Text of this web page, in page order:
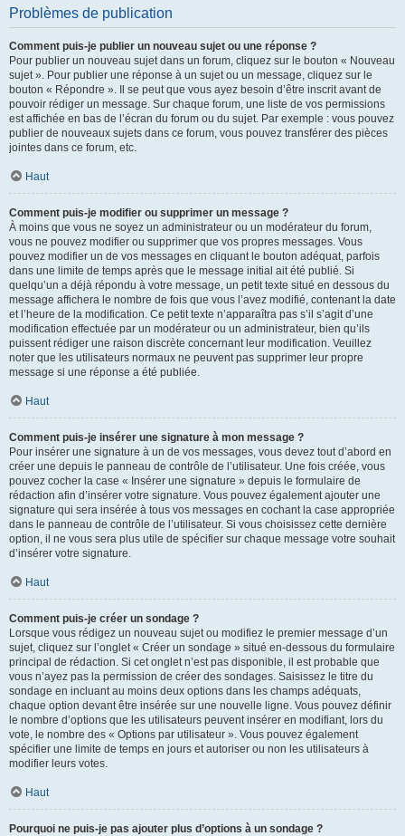
Problèmes de publication
Comment puis-je publier un nouveau sujet ou une réponse ?
Pour publier un nouveau sujet dans un forum, cliquez sur le bouton « Nouveau
sujet ». Pour publier une réponse à un sujet ou un message, cliquez sur le
bouton « Répondre ». Il se peut que vous ayez besoin d’être inscrit avant de
pouvoir rédiger un message. Sur chaque forum, une liste de vos permissions
est affichée en bas de l’écran du forum ou du sujet. Par exemple : vous pouvez
publier de nouveaux sujets dans ce forum, vous pouvez transférer des pièces
jointes dans ce forum, etc.
Haut
Comment puis-je modifier ou supprimer un message ?
À moins que vous ne soyez un administrateur ou un modérateur du forum,
vous ne pouvez modifier ou supprimer que vos propres messages. Vous
pouvez modifier un de vos messages en cliquant le bouton adéquat, parfois
dans une limite de temps après que le message initial ait été publié. Si
quelqu’un a déjà répondu à votre message, un petit texte situé en dessous du
message affichera le nombre de fois que vous l’avez modifié, contenant la date
et l’heure de la modification. Ce petit texte n’apparaîtra pas s’il s’agit d’une
modification effectuée par un modérateur ou un administrateur, bien qu’ils
puissent rédiger une raison discrète concernant leur modification. Veuillez
noter que les utilisateurs normaux ne peuvent pas supprimer leur propre
message si une réponse a été publiée.
Haut
Comment puis-je insérer une signature à mon message ?
Pour insérer une signature à un de vos messages, vous devez tout d’abord en
créer une depuis le panneau de contrôle de l’utilisateur. Une fois créée, vous
pouvez cocher la case « Insérer une signature » depuis le formulaire de
rédaction afin d’insérer votre signature. Vous pouvez également ajouter une
signature qui sera insérée à tous vos messages en cochant la case appropriée
dans le panneau de contrôle de l’utilisateur. Si vous choisissez cette dernière
option, il ne vous sera plus utile de spécifier sur chaque message votre souhait
d’insérer votre signature.
Haut
Comment puis-je créer un sondage ?
Lorsque vous rédigez un nouveau sujet ou modifiez le premier message d’un
sujet, cliquez sur l’onglet « Créer un sondage » situé en-dessous du formulaire
principal de rédaction. Si cet onglet n’est pas disponible, il est probable que
vous n’ayez pas la permission de créer des sondages. Saisissez le titre du
sondage en incluant au moins deux options dans les champs adéquats,
chaque option devant être insérée sur une nouvelle ligne. Vous pouvez définir
le nombre d’options que les utilisateurs peuvent insérer en modifiant, lors du
vote, le nombre des « Options par utilisateur ». Vous pouvez également
spécifier une limite de temps en jours et autoriser ou non les utilisateurs à
modifier leurs votes.
Haut
Pourquoi ne puis-je pas ajouter plus d’options à un sondage ?